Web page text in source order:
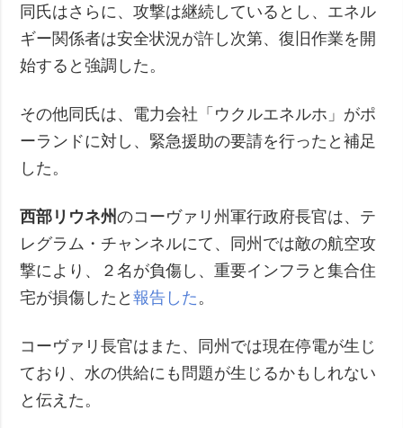
同氏はさらに、攻撃は継続しているとし、エネル
ギー関係者は安全状況が許し次第、復旧作業を開
始すると強調した。
その他同氏は、電力会社「ウクルエネルホ」がポ
ーランドに対し、緊急援助の要請を行ったと補足
した。
西部リウネ州のコーヴァリ州軍行政府長官は、テ
レグラム・チャンネルにて、同州では敵の航空攻
撃により、２名が負傷し、重要インフラと集合住
宅が損傷したと報告した 。
コーヴァリ長官はまた、同州では現在停電が生じ
ており、水の供給にも問題が生じるかもしれない
と伝えた。